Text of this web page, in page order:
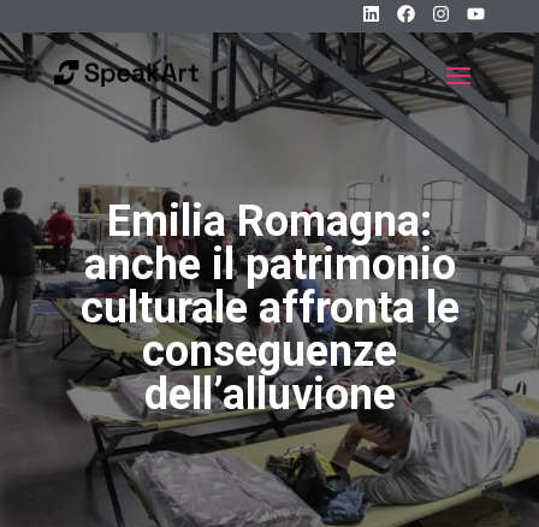
Emilia Romagna:
anche il patrimonio
culturale affronta le
conseguenze
dell’alluvione